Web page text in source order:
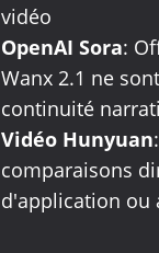
vidéo
OpenAI Sora:
Wanx 2.1 ne
continuité
Vidéo Hunyuan
comparaisons
d'application ou